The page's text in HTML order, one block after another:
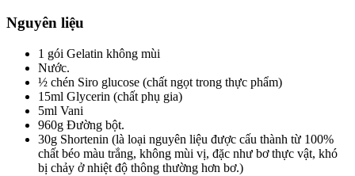
Nguyên liệu
1 gói Gelatin không mùi
Nước.
½ chén Siro glucose (chất ngọt trong thực phẩm)
15ml Glycerin (chất phụ gia)
5ml Vani
960g Đường bột.
30g Shortenin (là loại nguyên liệu được cấu thành từ 100%
chất béo màu trắng, không mùi vị, đặc như bơ thực vật, khó
bị chảy ở nhiệt độ thông thường hơn bơ.)